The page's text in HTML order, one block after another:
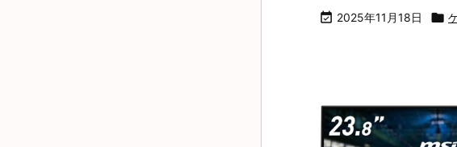
 2025年11月18日 